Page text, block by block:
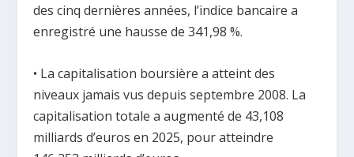
des cinq dernières années, l’indice bancaire a
enregistré une hausse de 341,98 %.
• La capitalisation boursière a atteint des
niveaux jamais vus depuis septembre 2008. La
capitalisation totale a augmenté de 43,108
milliards d’euros en 2025, pour atteindre